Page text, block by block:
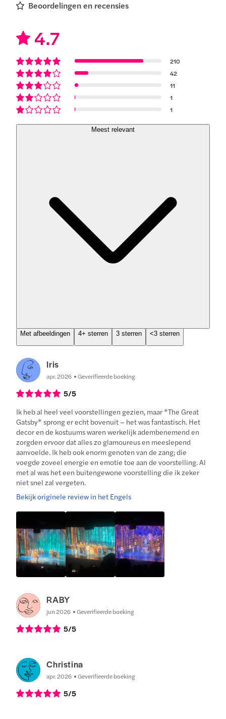
Beoordelingen en recensies
4.7
210
42
11
1
1
Meest relevant
Met afbeeldingen 4+ sterren 3 sterren <3 sterren
Iris
apr. 2026 Geverifieerde boeking
5/5
Ik heb al heel veel voorstellingen gezien, maar *The Great
Gatsby* sprong er echt bovenuit – het was fantastisch. Het
decor en de kostuums waren werkelijk adembenemend en
zorgden ervoor dat alles zo glamoureus en meeslepend
aanvoelde. Ik heb ook enorm genoten van de zang; die
voegde zoveel energie en emotie toe aan de voorstelling. Al
met al was het een buitengewone voorstelling die ik zeker
niet snel zal vergeten.
Bekijk originele review in het Engels
RABY
jun 2026 Geverifieerde boeking
5/5
Christina
apr. 2026 Geverifieerde boeking
5/5